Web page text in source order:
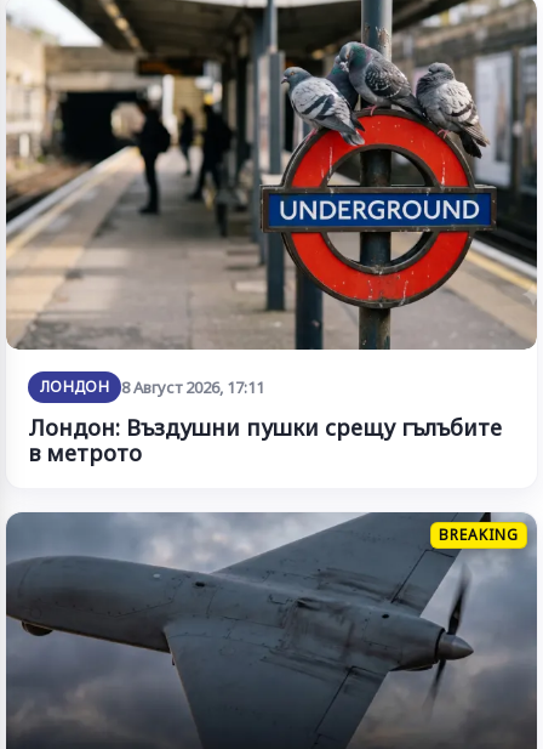
ЛОНДОН 8 Август 2026, 17:11
Лондон: Въздушни пушки срещу гълъбите
в метрото
BREAKING